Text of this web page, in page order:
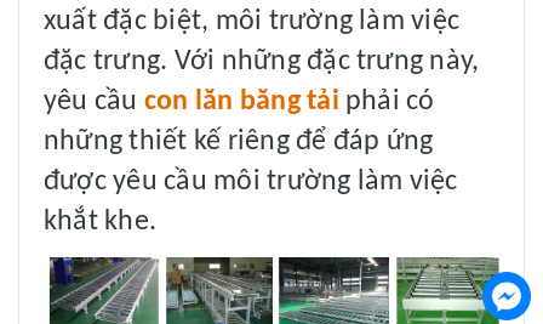
xuất đặc biệt, môi trường làm việc
đặc trưng. Với những đặc trưng này,
yêu cầu con lăn băng tải phải có
những thiết kế riêng để đáp ứng
được yêu cầu môi trường làm việc
khắt khe.